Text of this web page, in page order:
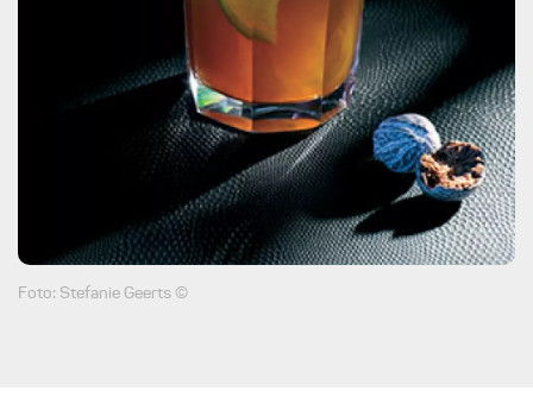
Foto: Stefanie Geerts ©